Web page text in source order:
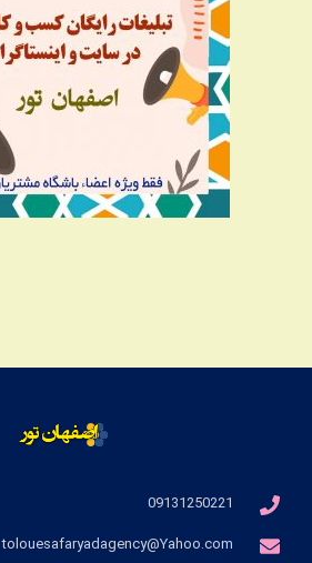
09131250221
tolouesafaryadagency@Yahoo.com